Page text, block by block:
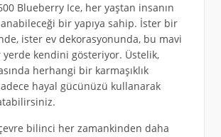
Blueberry Ice, her yaştan insanın
bir yapıya sahip. İster bir
ister ev dekorasyonunda, bu mavi
kendini gösteriyor. Üstelik,
herhangi bir karmaşıklık
hayal gücünüzü kullanarak
bilinci her zamankinden daha